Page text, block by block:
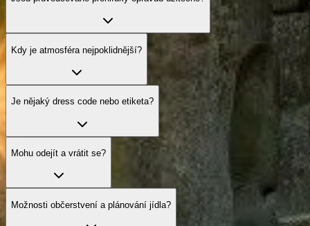
Kdy je atmosféra nejpoklidnější?
Je nějaký dress code nebo etiketa?
Mohu odejít a vrátit se?
Možnosti občerstvení a plánování jídla?